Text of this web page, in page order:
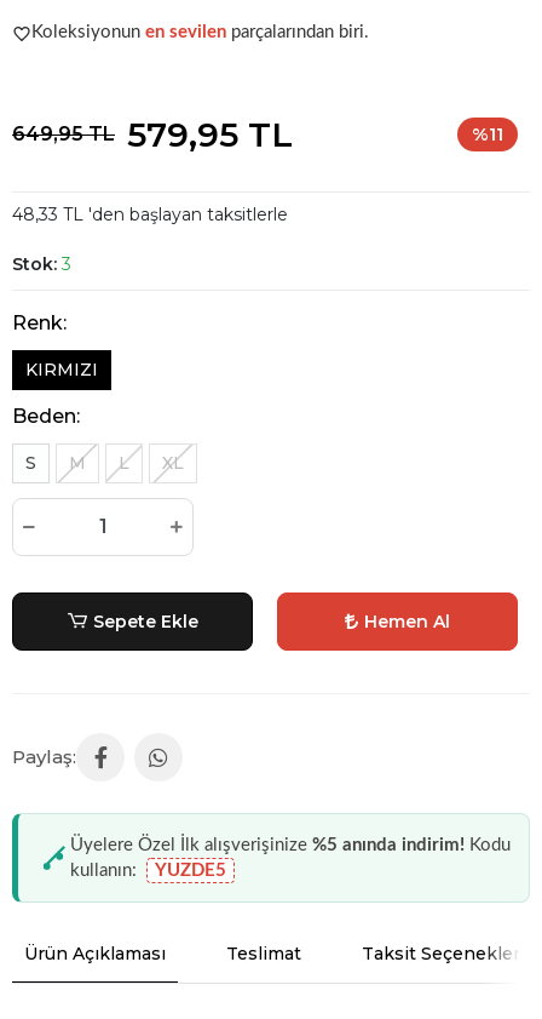
Koleksiyonun en sevilen parçalarından biri.
649,95 TL 579,95 TL %11
48,33 TL 'den başlayan taksitlerle
Stok:3
Renk:
KIRMIZI
Beden:
S M L XL
Sepete Ekle Hemen Al
Üyelere Özel İlk alışverişinize %5 anında indirim! Kodu
kullanın:
YUZDE5
Ürün Açıklaması Teslimat Taksit Seçenekleri